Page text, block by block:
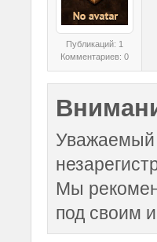
Публикаций: 1
Комментариев: 0
Уважаемый
Мы
под своим